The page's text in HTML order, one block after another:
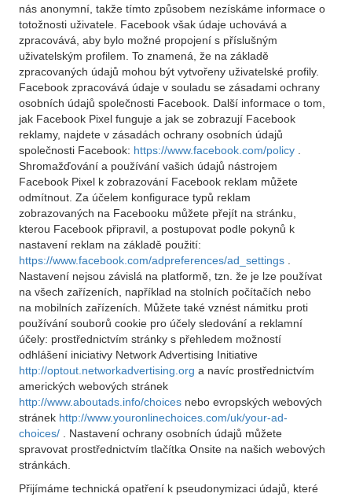
nás anonymní, takže tímto způsobem nezískáme informace o
totožnosti uživatele. Facebook však údaje uchovává a
zpracovává, aby bylo možné propojení s příslušným
uživatelským profilem. To znamená, že na základě
zpracovaných údajů mohou být vytvořeny uživatelské profily.
Facebook zpracovává údaje v souladu se zásadami ochrany
osobních údajů společnosti Facebook. Další informace o tom,
jak Facebook Pixel funguje a jak se zobrazují Facebook
reklamy, najdete v zásadách ochrany osobních údajů
společnosti Facebook: https://www.facebook.com/policy
Shromažďování a používání vašich údajů nástrojem
Facebook Pixel k zobrazování Facebook reklam můžete
odmítnout. Za účelem konfigurace typů reklam
zobrazovaných na Facebooku můžete přejít na stránku,
kterou Facebook připravil, a postupovat podle pokynů k
nastavení reklam na základě použití:
https://www.facebook.com/adpreferences/ad_settings
Nastavení nejsou závislá na platformě, tzn. že je lze používat
na všech zařízeních, například na stolních počítačích nebo
na mobilních zařízeních. Můžete také vznést námitku proti
používání souborů cookie pro účely sledování a reklamní
účely: prostřednictvím stránky s přehledem možností
odhlášení iniciativy Network Advertising Initiative
http://optout.networkadvertising.org a navíc prostřednictvím
amerických webových stránek
http://www.aboutads.info/choices nebo evropských webových
stránek http://www.youronlinechoices.com/uk/your-ad-
choices/
. Nastavení ochrany osobních údajů můžete
spravovat prostřednictvím tlačítka Onsite na našich webových
stránkách.
Přijímáme technická opatření k pseudonymizaci údajů, které